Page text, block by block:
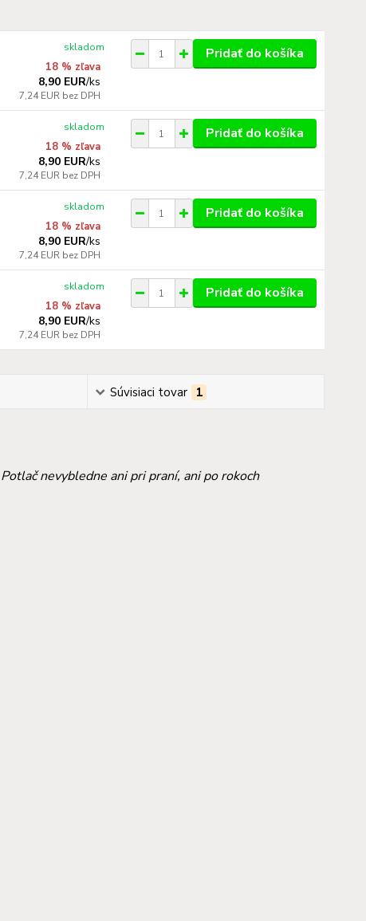
18 % zľava
8,90 EUR/ks
7,24 EUR bez DPH
skladom Pridať do košíka
18 % zľava
8,90 EUR/ks
7,24 EUR bez DPH
skladom Pridať do košíka
18 % zľava
8,90 EUR/ks
7,24 EUR bez DPH
skladom Pridať do košíka
18 % zľava
8,90 EUR/ks
7,24 EUR bez DPH
skladom Pridať do košíka
Súvisiaci tovar 1
nevybledne ani pri praní, ani po rokoch